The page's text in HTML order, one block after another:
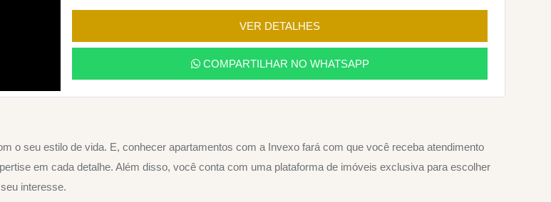
VER DETALHES
COMPARTILHAR NO WHATSAPP
o seu estilo de vida. E, conhecer apartamentos com a Invexo fará com que você receba atendimento
em cada detalhe. Além disso, você conta com uma plataforma de imóveis exclusiva para escolher
interesse.